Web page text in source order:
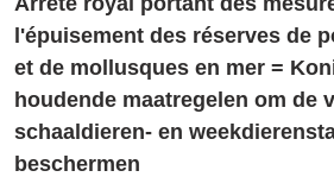
l'épuisement des réserves de
et de mollusques en mer =
houdende maatregelen om de
schaaldieren- en
beschermen